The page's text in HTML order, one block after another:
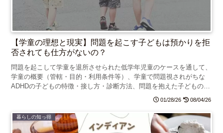
【学童の理想と現実】問題を起こす子どもは預かりを拒
否されても仕方がないの？
問題を起こして学童を退所させられた低学年児童のケースを通して、
学童の概要（管轄・目的・利用条件等）、学童で問題視されがちな
ADHDの子どもの特徴・接し方・診断方法、問題を抱えた子どもの預
01/28/26 08/04/26
暮らしの知っ得